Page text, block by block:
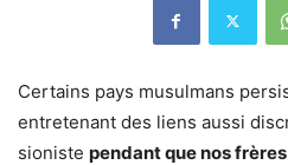
Certains pays musulmans
entretenant des liens aussi
sioniste pendant que nos